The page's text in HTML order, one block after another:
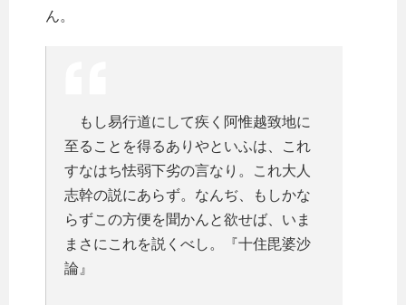
ん。
もし易行道にして疾く阿惟越致地に
至ることを得るありやといふは、これ
すなはち怯弱下劣の言なり。これ大人
志幹の説にあらず。なんぢ、もしかな
らずこの方便を聞かんと欲せば、いま
まさにこれを説くべし。『十住毘婆沙
論』